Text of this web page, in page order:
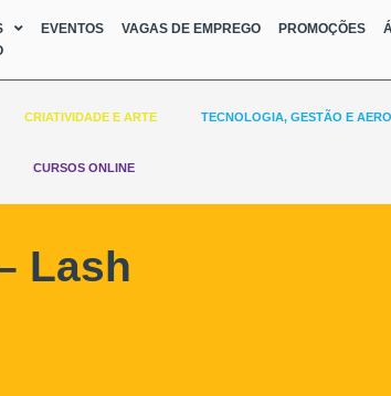
EVENTOS VAGAS DE EMPREGO PROMOÇÕES
CRIATIVIDADE E ARTE TECNOLOGIA, GESTÃO E
CURSOS ONLINE
Lash